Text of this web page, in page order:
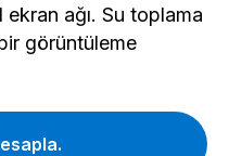
ağı. Su toplama
görüntüleme